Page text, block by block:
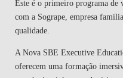
Este é o primeiro programa de
com a Sogrape, empresa
qualidade.
A Nova SBE Executive
oferecem uma formação